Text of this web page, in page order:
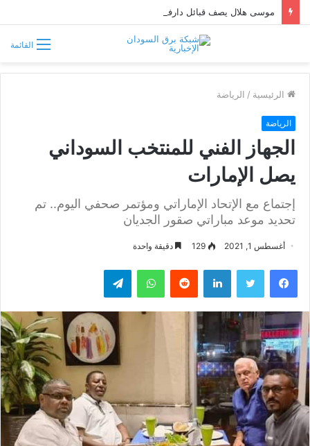
القائمة
الرئيسية / الرياضة
الرياضة
الجهاز الفني للمنتخب السوداني
يصل الإمارات
إجتماع مع الإتحاد الإماراتي ومؤتمر صحفي اليوم.. تم
تحديد موعد مباراتي صقور الجديان
أغسطس 1, 2021 129 دقيقة واحدة
فيسبوك تويتر لينكدإن واتساب تيلقرام